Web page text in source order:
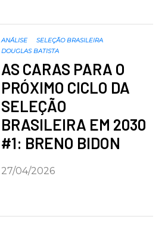
ANÁLISE
SELEÇÃO BRASILEIRA
DOUGLAS BATISTA
AS CARAS PARA O
PRÓXIMO CICLO DA
SELEÇÃO
BRASILEIRA EM 2030
#1: BRENO BIDON
27/04/2026